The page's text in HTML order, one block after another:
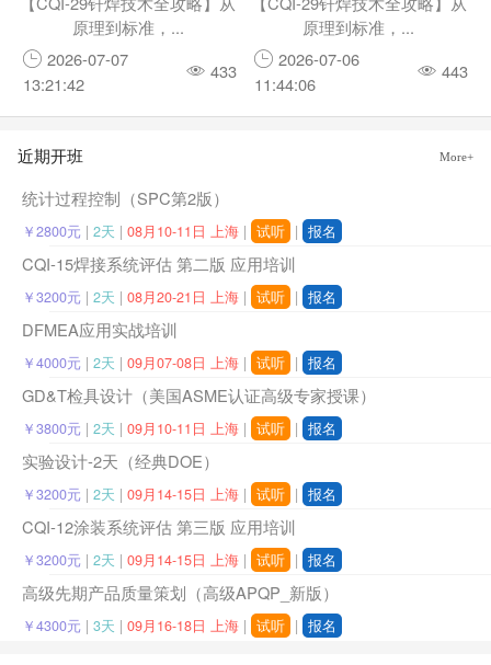
原理到标准，...
2026-07-07
13:21:42
433
原理到标准，...
2026-07-06
11:44:06
443
近期开班 More+
统计过程控制（SPC第2版）
￥2800元 | 2天 | 08月10-11日 上海 | 试听 | 报名
CQI-15焊接系统评估 第二版 应用培训
￥3200元 | 2天 | 08月20-21日 上海 | 试听 | 报名
DFMEA应用实战培训
￥4000元 | 2天 | 09月07-08日 上海 | 试听 | 报名
GD&T检具设计（美国ASME认证高级专家授课）
￥3800元 | 2天 | 09月10-11日 上海 | 试听 | 报名
实验设计-2天（经典DOE）
￥3200元 | 2天 | 09月14-15日 上海 | 试听 | 报名
CQI-12涂装系统评估 第三版 应用培训
￥3200元 | 2天 | 09月14-15日 上海 | 试听 | 报名
高级先期产品质量策划（高级APQP_新版）
￥4300元 | 3天 | 09月16-18日 上海 | 试听 | 报名